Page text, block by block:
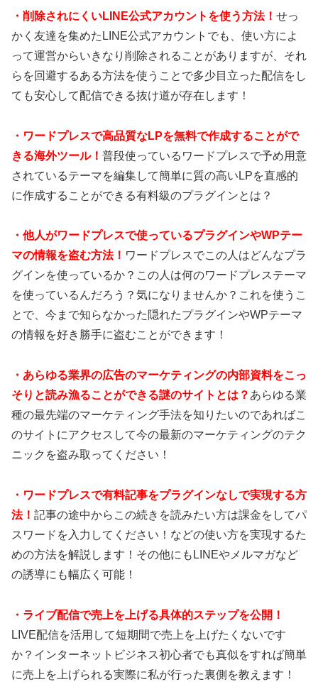
・ 削除されにくいLINE公式アカウントを使う方法！ せっ
かく友達を集めたLINE公式アカウントでも、使い方によ
って運営からいきなり削除されることがありますが、それ
らを回避するある方法を使うことで多少目立った配信をし
ても安心して配信できる抜け道が存在します！
・ ワードプレスで高品質なLPを無料で作成することがで
きる海外ツール！ 普段使っているワードプレスで予め用意
されているテーマを編集して簡単に質の高いLPを直感的
に作成することができる有料級のプラグインとは？
・ 他人がワードプレスで使っているプラグインやWPテー
マの情報を盗む方法！ ワードプレスでこの人はどんなプラ
グインを使っているか？この人は何のワードプレステーマ
を使っているんだろう？気になりませんか？これを使うこ
とで、今まで知らなかった隠れたプラグインやWPテーマ
の情報を好き勝手に盗むことができます！
・あらゆる業界の広告のマーケティングの内部資料をこっ
そりと読み漁ることができる謎のサイトとは？ あらゆる業
種の最先端のマーケティング手法を知りたいのであればこ
のサイトにアクセスして今の最新のマーケティングのテク
ニックを盗み取ってください！
・ワードプレスで有料記事をプラグインなしで実現する方
法！ 記事の途中からこの続きを読みたい方は課金をしてパ
スワードを入力してください！などの使い方を実現するた
めの方法を解説します！その他にもLINEやメルマガなど
の誘導にも幅広く可能！
・ライブ配信で売上を上げる具体的ステップを公開！
LIVE配信を活用して短期間で売上を上げたくないです
か？インターネットビジネス初心者でも真似をすれば簡単
に売上を上げられる実際に私が行った裏側を教えます！